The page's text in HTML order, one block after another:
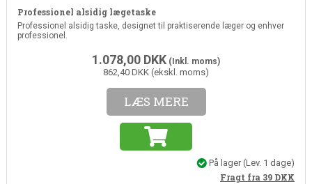
Professionel alsidig lægetaske
Professionel alsidig taske, designet til praktiserende læger og enhver
professionel.
1.078,00 DKK (Inkl. moms)
862,40 DKK (ekskl. moms)
LÆS MERE
På lager(Lev. 1 dage)
Fragt fra 39 DKK